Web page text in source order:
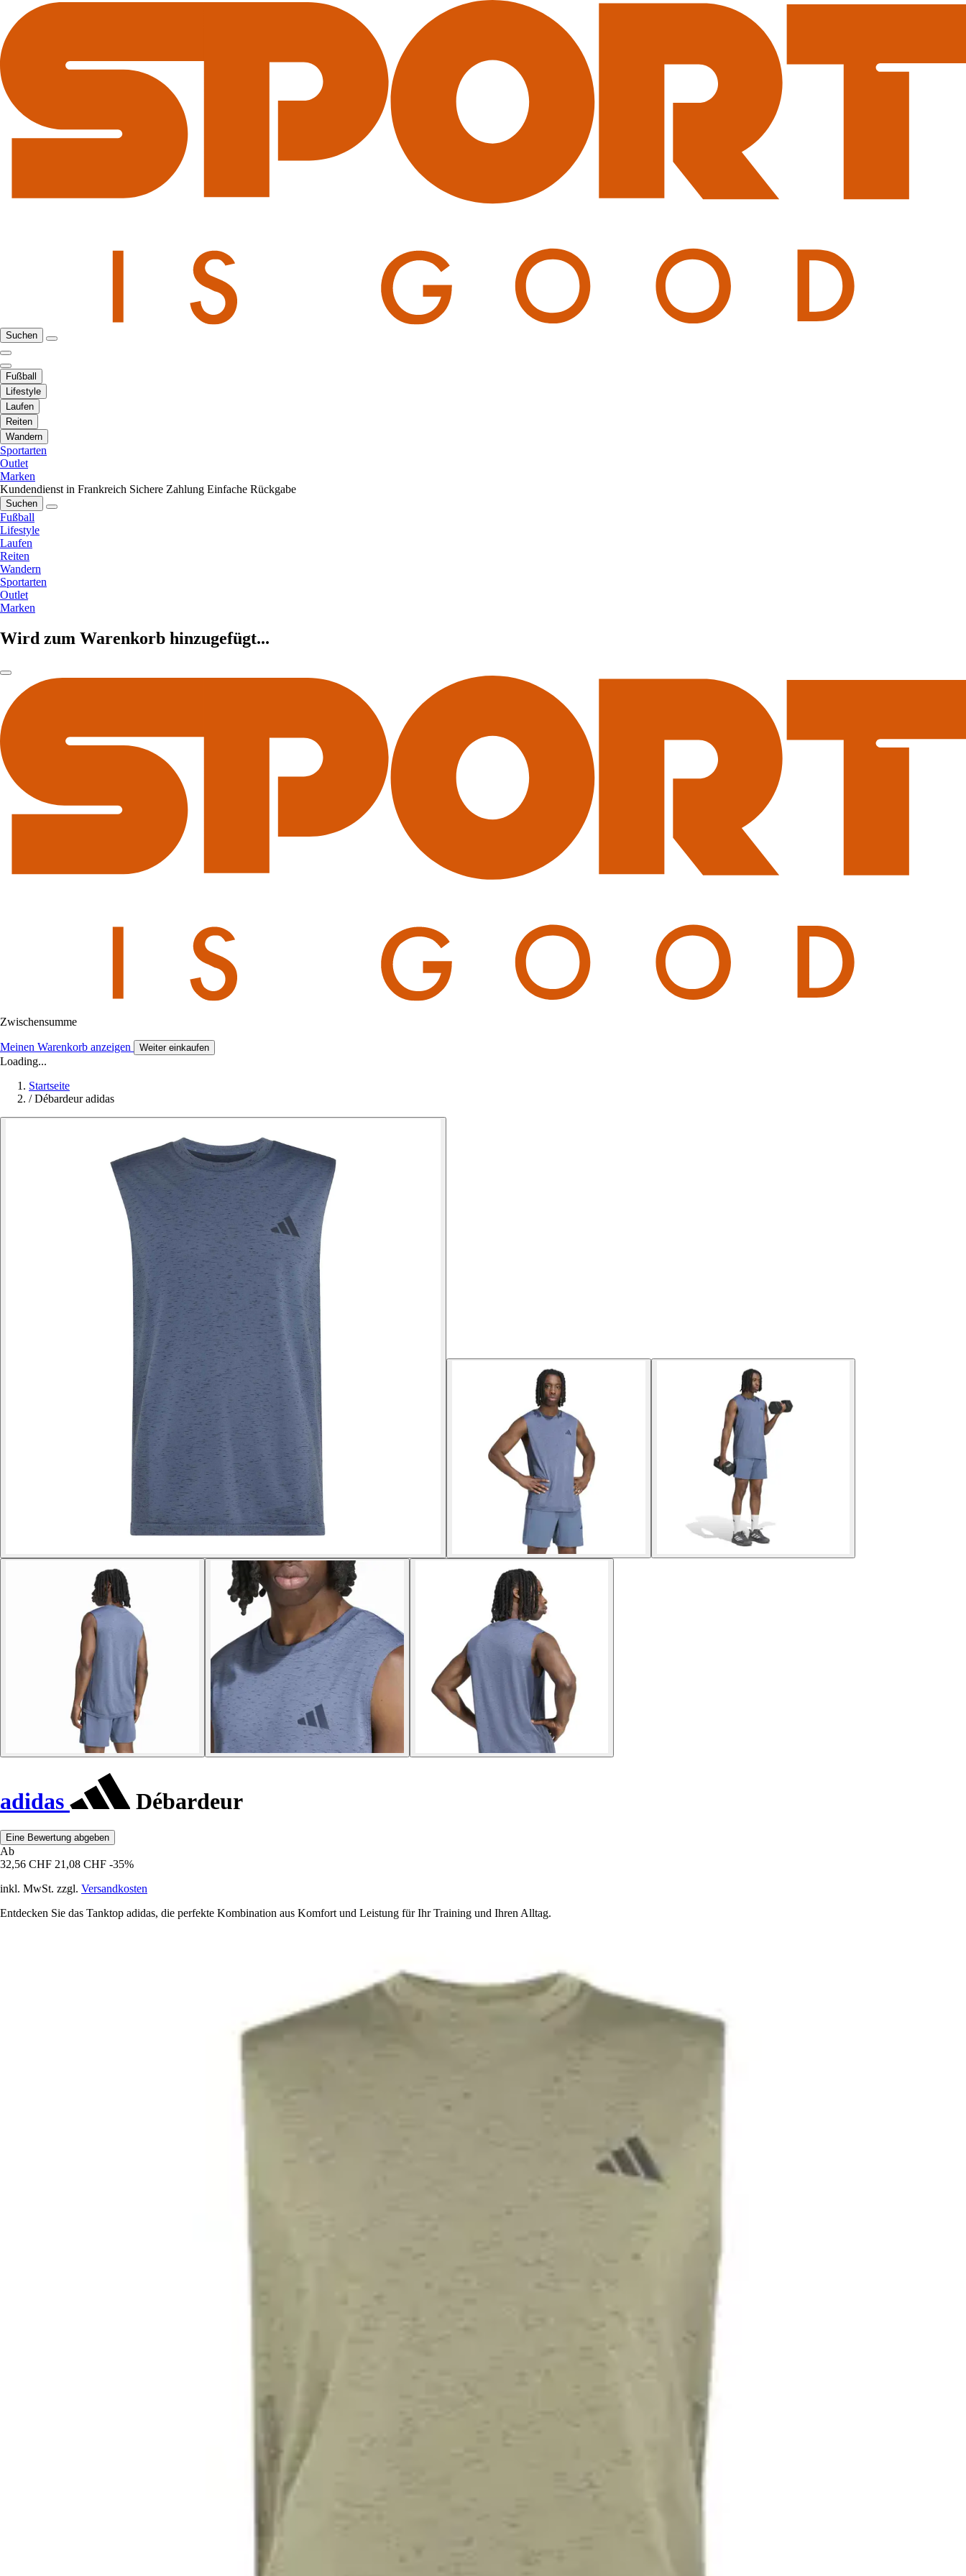
Suchen
Fußball
Lifestyle
Laufen
Reiten
Wandern
Sportarten
Outlet
Marken
Kundendienst in Frankreich Sichere Zahlung Einfache Rückgabe
Suchen
Fußball
Lifestyle
Laufen
Reiten
Wandern
Sportarten
Outlet
Marken
Wird zum Warenkorb hinzugefügt...
Zwischensumme
Meinen Warenkorb anzeigen Weiter einkaufen
Loading...
Startseite
/ Débardeur adidas
adidas Débardeur
Eine Bewertung abgeben
Ab
32,56 CHF 21,08 CHF -35%
inkl. MwSt. zzgl. Versandkosten
Entdecken Sie das Tanktop adidas, die perfekte Kombination aus Komfort und Leistung für Ihr Training und Ihren Alltag.